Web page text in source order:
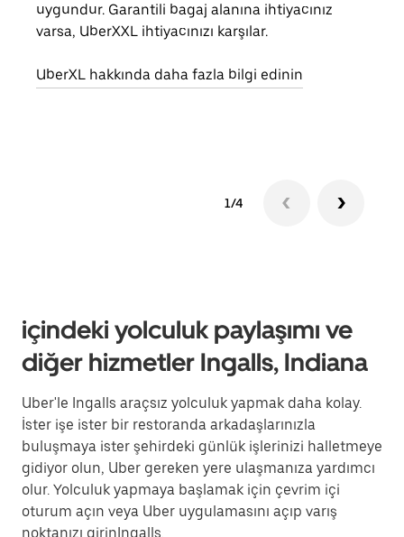
uygundur. Garantili bagaj alanına ihtiyacınız
varsa, UberXXL ihtiyacınızı karşılar.
UberXL hakkında daha fazla bilgi edinin
1/4
içindeki yolculuk paylaşımı ve
diğer hizmetler Ingalls, Indiana
Uber'le Ingalls araçsız yolculuk yapmak daha kolay.
İster işe ister bir restoranda arkadaşlarınızla
buluşmaya ister şehirdeki günlük işlerinizi halletmeye
gidiyor olun, Uber gereken yere ulaşmanıza yardımcı
olur. Yolculuk yapmaya başlamak için çevrim içi
oturum açın veya Uber uygulamasını açıp varış
noktanızı girinIngalls.